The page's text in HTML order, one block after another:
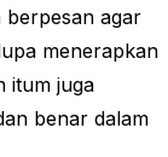
berpesan agar
menerapkan
itum juga
benar dalam